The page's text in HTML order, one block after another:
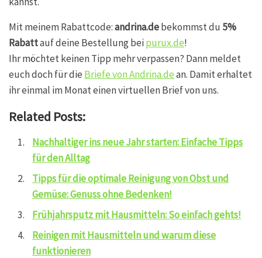
Mit meinem Rabattcode:andrina.debekommst du 5%
Rabattauf deine Bestellung beipurux.de!
Ihr möchtet keinen Tipp mehr verpassen? Dann meldet
euch doch für dieBriefe von Andrina.dean. Damit erhaltet
ihr einmal im Monat einen virtuellen Brief von uns.
Related Posts:
Nachhaltiger ins neue Jahr starten: Einfache Tipps
für den Alltag
Tipps für die optimale Reinigung von Obst und
Gemüse: Genuss ohne Bedenken!
Frühjahrsputz mit Hausmitteln: So einfach gehts!
Reinigen mit Hausmitteln und warum diese
funktionieren